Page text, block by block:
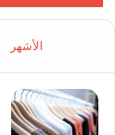
الأشهر